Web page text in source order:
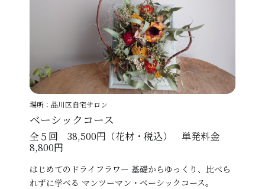
ベーシックコース
全５回 38,500円（花材・税込） 単発料金
8,800円
はじめてのドライフラワー 基礎からゆっくり、比べら
れずに学べる マンツーマン・ベーシックコース。
場所：品川区自宅サロン